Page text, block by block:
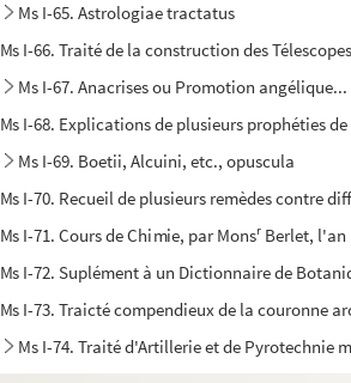
Ms I-65. Astrologiae tractatus
Ms I-66. Traité de la construction des
Ms I-67. Anacrises ou Promotion
Ms I-68. Explications de plusieurs prophéties
Ms I-69. Boetii, Alcuini, etc., opuscula
Ms I-70. Recueil de plusieurs remèdes contre
Ms I-71. Cours de Chimie, par Monsr Berlet, l'an
Ms I-72. Suplément à un Dictionnaire de
Ms I-73. Traicté compendieux de la couronne
Ms I-74. Traité d'Artillerie et de Pyrotechnie